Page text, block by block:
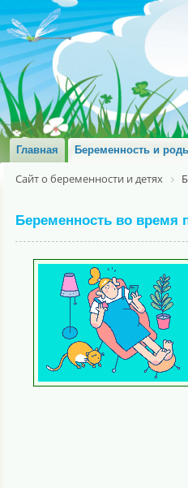
Главная Беременность и
Сайт о беременности и детях
Беременность во время